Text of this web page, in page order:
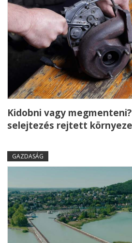
Kidobni vagy
selejtezés rejtett
GAZDASÁG